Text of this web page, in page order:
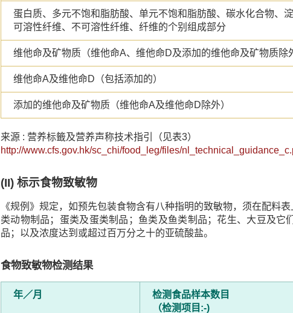
蛋白质、多元不饱和脂肪酸、单元不饱和脂肪酸、碳水化合物、淀
可溶性纤维、不可溶性纤维、纤维的个别组成部分
维他命及矿物质（维他命A、维他命D及添加的维他命及矿物质除
维他命A及维他命D（包括添加的）
添加的维他命及矿物质（维他命A及维他命D除外）
来源 : 营养标籤及营养声称技术指引（见表3）
http://www.cfs.gov.hk/sc_chi/food_leg/files/
(II) 标示食物致敏物
《规例》规定，如预先包装食物含有八种指明的致敏物，须在配料
类动物制品；蛋类及蛋类制品；鱼类及鱼类制品；花生、大豆及
品；以及浓度达到或超过百万分之十的亚硫酸盐。
食物致敏物检测结果
年／月
检测食品样本数目
（检测项目:-)